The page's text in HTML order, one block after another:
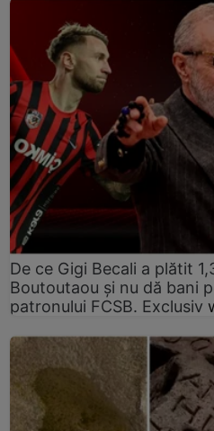
De ce Gigi Becali a plătit
Boutoutaou și nu dă bani
patronului FCSB. Exclusiv